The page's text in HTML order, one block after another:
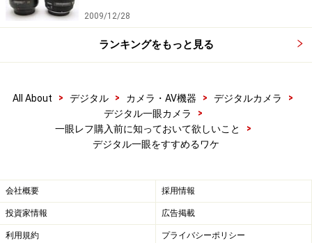
2009/12/28
ランキングをもっと見る
All About > デジタル > カメラ・AV機器 > デジタルカメラ
>
デジタル一眼カメラ
>
一眼レフ購入前に知っておいて欲しいこと
>
デジタル一眼をすすめるワケ
会社概要 採用情報
投資家情報 広告掲載
利用規約 プライバシーポリシー